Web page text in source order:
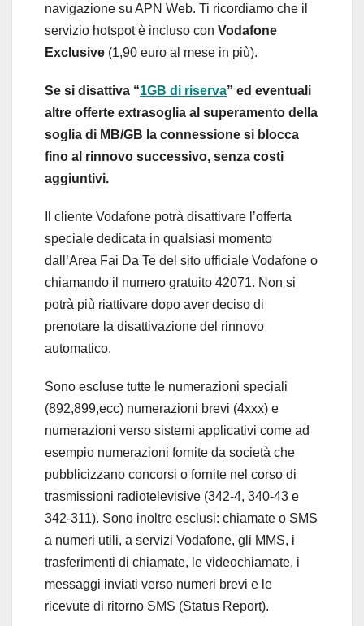
navigazione su APN Web. Ti ricordiamo che il
servizio hotspot è incluso con Vodafone
Exclusive (1,90 euro al mese in più).
Se si disattiva “1GB di riserva” ed eventuali
altre offerte extrasoglia al superamento della
soglia di MB/GB la connessione si blocca
fino al rinnovo successivo, senza costi
aggiuntivi.
Il cliente Vodafone potrà disattivare l’offerta
speciale dedicata in qualsiasi momento
dall’Area Fai Da Te del sito ufficiale Vodafone o
chiamando il numero gratuito 42071. Non si
potrà più riattivare dopo aver deciso di
prenotare la disattivazione del rinnovo
automatico.
Sono escluse tutte le numerazioni speciali
(892,899,ecc) numerazioni brevi (4xxx) e
numerazioni verso sistemi applicativi come ad
esempio numerazioni fornite da società che
pubblicizzano concorsi o fornite nel corso di
trasmissioni radiotelevisive (342-4, 340-43 e
342-311). Sono inoltre esclusi: chiamate o SMS
a numeri utili, a servizi Vodafone, gli MMS, i
trasferimenti di chiamate, le videochiamate, i
messaggi inviati verso numeri brevi e le
ricevute di ritorno SMS (Status Report).